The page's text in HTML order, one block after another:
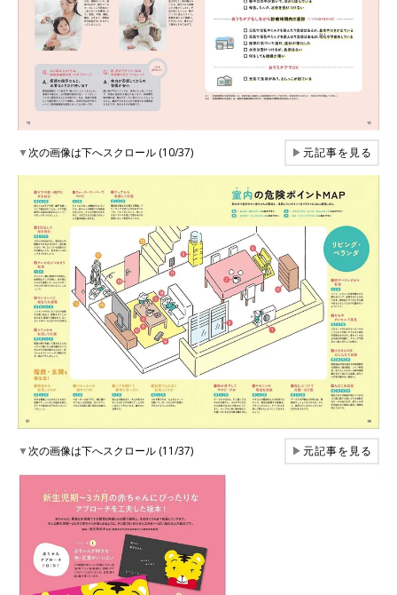
▼次の画像は下へスクロール (10/37) ▶元記事を見る
▼次の画像は下へスクロール (11/37) ▶元記事を見る